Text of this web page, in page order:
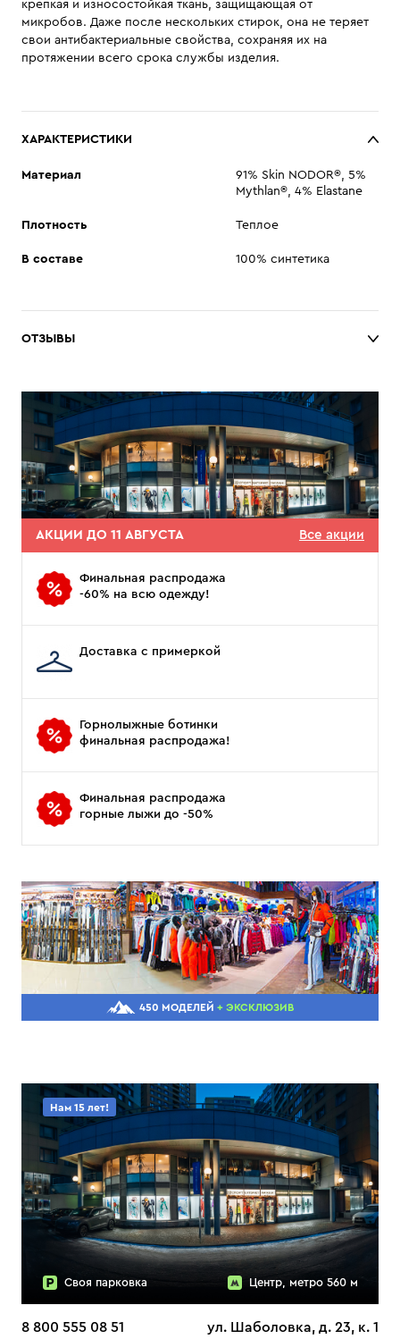
крепкая и износостойкая ткань, защищающая от
микробов. Даже после нескольких стирок, она не теряет
свои антибактериальные свойства, сохраняя их на
протяжении всего срока службы изделия.
ХАРАКТЕРИСТИКИ
Материал
91% Skin NODOR®, 5%
Mythlan®, 4% Elastane
Плотность Теплое
В составе 100% синтетика
ОТЗЫВЫ
АКЦИИ ДО 11 АВГУСТА Все акции
Финальная распродажа
-60% на всю одежду!
Доставка с примеркой
Горнолыжные ботинки
финальная распродажа!
Финальная распродажа
горные лыжи до -50%
450 МОДЕЛЕЙ + ЭКСКЛЮЗИВ
Нам 15 лет!
Своя парковка Центр, метро 560 м
8 800 555 08 51 ул. Шаболовка, д. 23, к. 1